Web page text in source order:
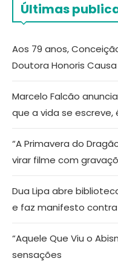
Últimas
Aos 79 anos,
Doutora Honoris Causa
Marcelo Falcão
que a vida se escreve,
“A Primavera do
virar filme com
Dua Lipa abre
e faz manifesto
“Aquele Que Viu o
sensações